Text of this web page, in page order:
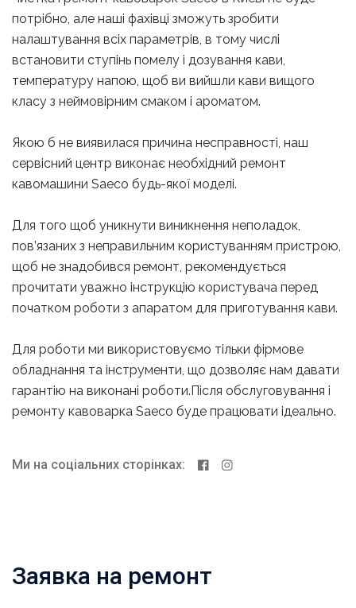
потрібно, але наші фахівці зможуть зробити
налаштування всіх параметрів, в тому числі
встановити ступінь помелу і дозування кави,
температуру напою, щоб ви вийшли кави вищого
класу з неймовірним смаком і ароматом.
Якою б не виявилася причина несправності, наш
сервісний центр виконає необхідний ремонт
кавомашини Saeco будь-якої моделі.
Для того щоб уникнути виникнення неполадок,
пов’язаних з неправильним користуванням пристрою,
щоб не знадобився ремонт, рекомендується
прочитати уважно інструкцію користувача перед
початком роботи з апаратом для приготування кави.
Для роботи ми використовуємо тільки фірмове
обладнання та інструменти, що дозволяє нам давати
гарантію на виконані роботи.Після обслуговування і
ремонту кавоварка Saeco буде працювати ідеально.
Ми на соціальних сторінках:
Заявка на ремонт